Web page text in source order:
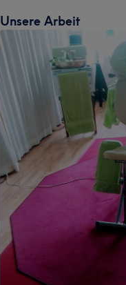
Unsere Arbeit